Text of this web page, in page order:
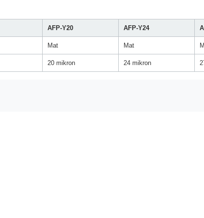
AFP-Y20 AFP-Y24
Mat Mat
20 mikron 24 mikron